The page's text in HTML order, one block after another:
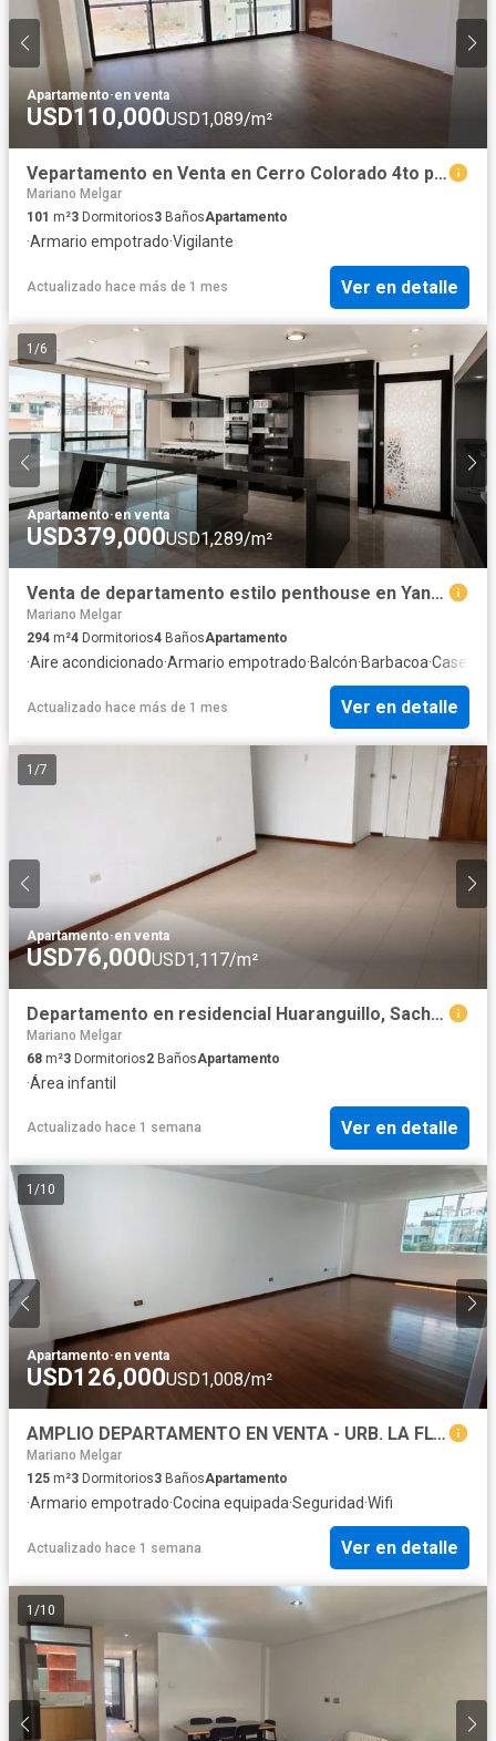
Apartamento·en venta
USD110,000USD1,089/m²
Vepartamento en Venta en Cerro Colorado 4to piso
Mariano Melgar
101 m²3 Dormitorios3 BañosApartamento
·Armario empotrado·Vigilante
Actualizado hace más de 1 mes Ver en detalle
1 /6
Apartamento·en venta
USD379,000USD1,289/m²
Venta de departamento estilo penthouse en Yanahuara
Mariano Melgar
294 m²4 Dormitorios4 BañosApartamento
·Aire acondicionado·Armario empotrado·Balcón·Barbacoa·Caseta
Actualizado hace más de 1 mes Ver en detalle
1 /7
Apartamento·en venta
USD76,000USD1,117/m²
Departamento en residencial Huaranguillo, Sachaca.
Mariano Melgar
68 m²3 Dormitorios2 BañosApartamento
·Área infantil
Actualizado hace 1 semana Ver en detalle
1 /10
Apartamento·en venta
USD126,000USD1,008/m²
AMPLIO DEPARTAMENTO EN VENTA - URB. LA FLORIDA (JLByR)
Mariano Melgar
125 m²3 Dormitorios3 BañosApartamento
·Armario empotrado·Cocina equipada·Seguridad·Wifi
Actualizado hace 1 semana Ver en detalle
1 /10